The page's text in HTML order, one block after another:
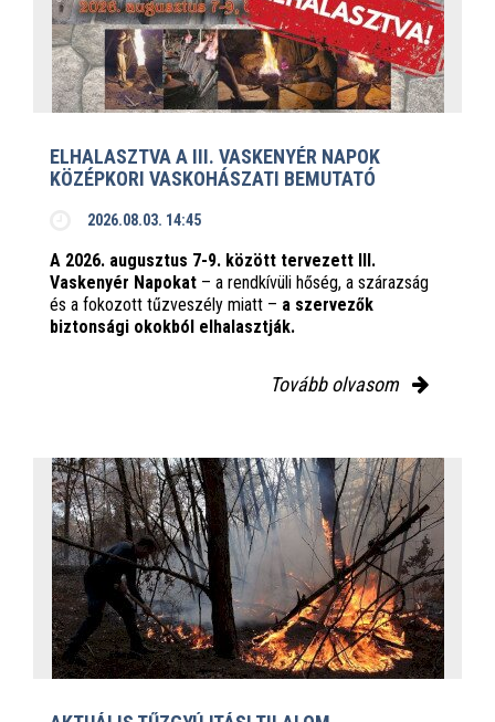
ELHALASZTVA A III. VASKENYÉR NAPOK
KÖZÉPKORI VASKOHÁSZATI BEMUTATÓ
2026.08.03. 14:45
A 2026. augusztus 7-9. között tervezett III.
Vaskenyér Napokat – a rendkívüli hőség, a szárazság
és a fokozott tűzveszély miatt – a szervezők
biztonsági okokból elhalasztják.
Tovább olvasom